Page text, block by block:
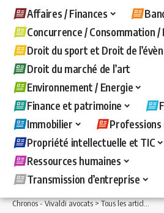
Affaires / Finances
Concurrence / Consommation
Droit du sport et Droit de
Droit du marché de l’art
Environnement / Energie
Finance et patrimoine
Immobilier
Propriété intellectuelle et TIC
Ressources humaines
Transmission d’entreprise
Chronos - Vivaldi avocats>Tous les articles >